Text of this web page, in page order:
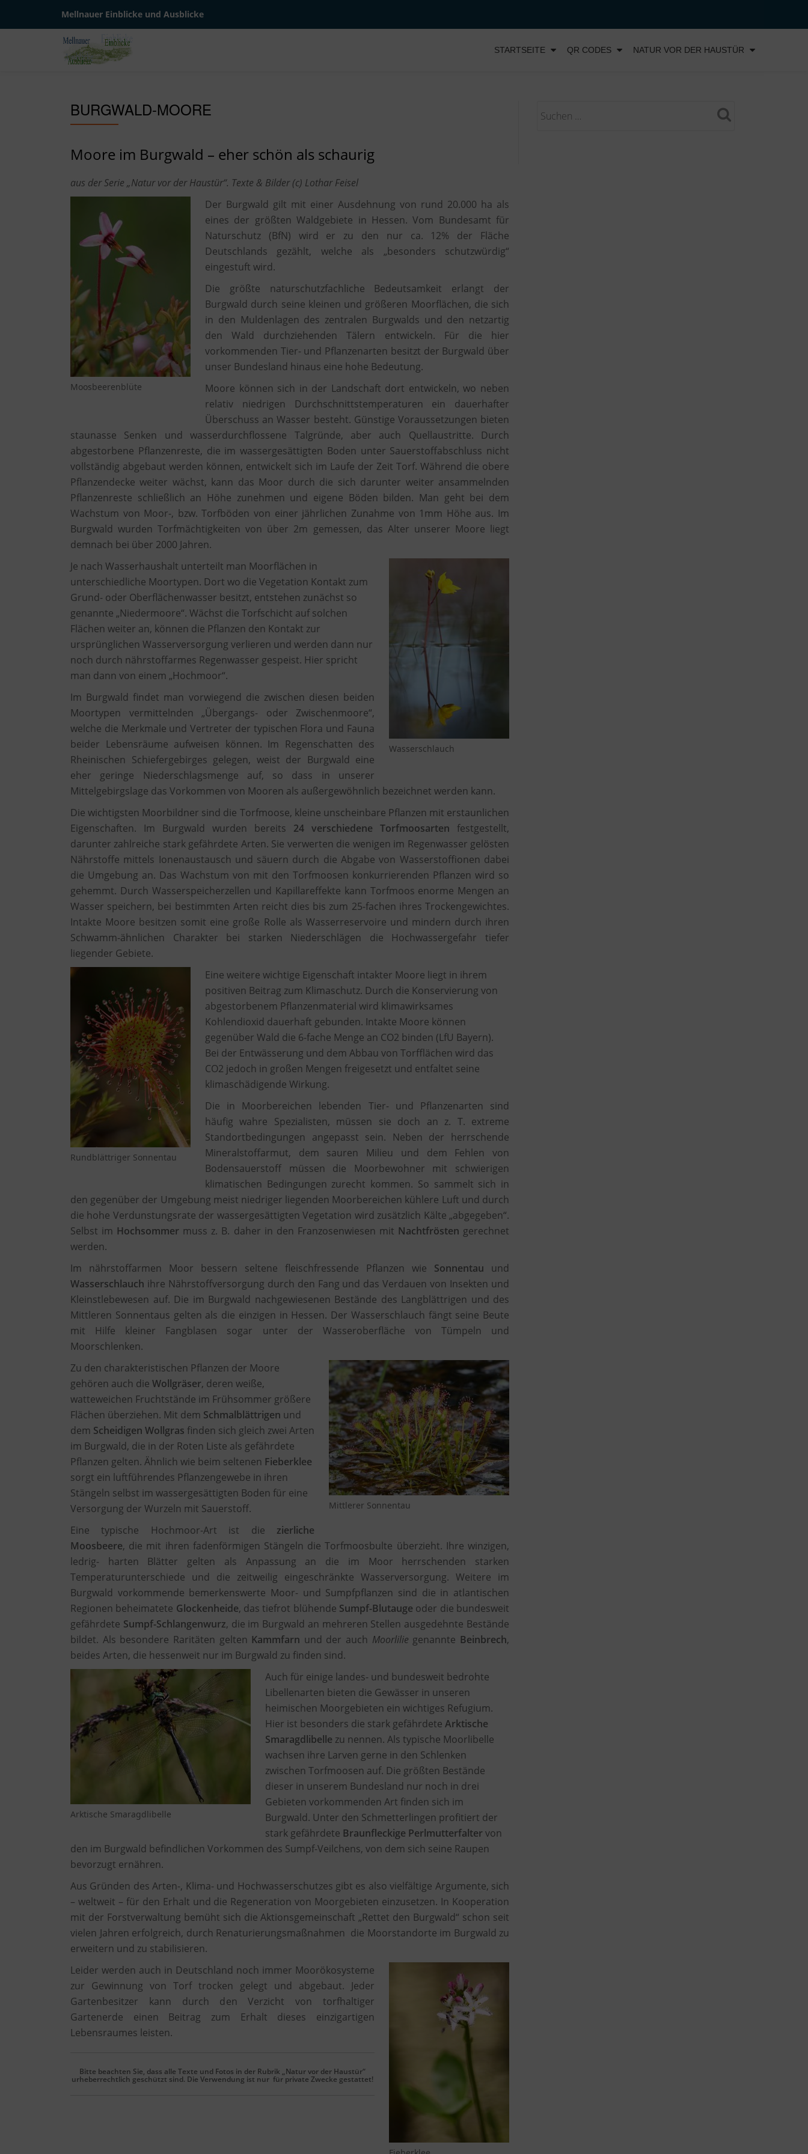
Skip
Mellnauer Einblicke und Ausblicke
STARTSEITE QR CODES NATUR VOR DER HAUSTÜR
BURGWALD-MOORE
Moore im Burgwald – eher schön als schaurig
aus der Serie „Natur vor der Haustür“. Texte & Bilder (c) Lothar Feisel
Moosbeerenblüte
Der Burgwald gilt mit einer Ausdehnung von rund 20.000 ha als
eines der größten Waldgebiete in Hessen. Vom Bundesamt für
Naturschutz (BfN) wird er zu den nur ca. 12% der Fläche
Deutschlands gezählt, welche als „besonders schutzwürdig“
eingestuft wird.
Die größte naturschutzfachliche Bedeutsamkeit erlangt der
Burgwald durch seine kleinen und größeren Moorflächen, die sich
in den Muldenlagen des zentralen Burgwalds und den netzartig
den Wald durchziehenden Tälern entwickeln. Für die hier
vorkommenden Tier- und Pflanzenarten besitzt der Burgwald über
unser Bundesland hinaus eine hohe Bedeutung.
Moore können sich in der Landschaft dort entwickeln, wo neben
relativ niedrigen Durchschnittstemperaturen ein dauerhafter
Überschuss an Wasser besteht. Günstige Voraussetzungen bieten
staunasse Senken und wasserdurchflossene Talgründe, aber auch Quellaustritte. Durch
abgestorbene Pflanzenreste, die im wassergesättigten Boden unter Sauerstoffabschluss nicht
vollständig abgebaut werden können, entwickelt sich im Laufe der Zeit Torf. Während die obere
Pflanzendecke weiter wächst, kann das Moor durch die sich darunter weiter ansammelnden
Pflanzenreste schließlich an Höhe zunehmen und eigene Böden bilden. Man geht bei dem
Wachstum von Moor-, bzw. Torfböden von einer jährlichen Zunahme von 1mm Höhe aus. Im
Burgwald wurden Torfmächtigkeiten von über 2m gemessen, das Alter unserer Moore liegt
demnach bei über 2000 Jahren.
Wasserschlauch
Je nach Wasserhaushalt unterteilt man Moorflächen in
unterschiedliche Moortypen. Dort wo die Vegetation Kontakt zum
Grund- oder Oberflächenwasser besitzt, entstehen zunächst so
genannte „Niedermoore“. Wächst die Torfschicht auf solchen
Flächen weiter an, können die Pflanzen den Kontakt zur
ursprünglichen Wasserversorgung verlieren und werden dann nur
noch durch nährstoffarmes Regenwasser gespeist. Hier spricht
man dann von einem „Hochmoor“.
Im Burgwald findet man vorwiegend die zwischen diesen beiden
Moortypen vermittelnden „Übergangs- oder Zwischenmoore“,
welche die Merkmale und Vertreter der typischen Flora und Fauna
beider Lebensräume aufweisen können. Im Regenschatten des
Rheinischen Schiefergebirges gelegen, weist der Burgwald eine
eher geringe Niederschlagsmenge auf, so dass in unserer
Mittelgebirgslage das Vorkommen von Mooren als außergewöhnlich bezeichnet werden kann.
Die wichtigsten Moorbildner sind die Torfmoose, kleine unscheinbare Pflanzen mit erstaunlichen
Eigenschaften. Im Burgwald wurden bereits 24 verschiedene Torfmoosarten festgestellt,
darunter zahlreiche stark gefährdete Arten. Sie verwerten die wenigen im Regenwasser gelösten
Nährstoffe mittels Ionenaustausch und säuern durch die Abgabe von Wasserstoffionen dabei
die Umgebung an. Das Wachstum von mit den Torfmoosen konkurrierenden Pflanzen wird so
gehemmt. Durch Wasserspeicherzellen und Kapillareffekte kann Torfmoos enorme Mengen an
Wasser speichern, bei bestimmten Arten reicht dies bis zum 25-fachen ihres Trockengewichtes.
Intakte Moore besitzen somit eine große Rolle als Wasserreservoire und mindern durch ihren
Schwamm-ähnlichen Charakter bei starken Niederschlägen die Hochwassergefahr tiefer
liegender Gebiete.
Rundblättriger Sonnentau
Eine weitere wichtige Eigenschaft intakter Moore liegt in ihrem
positiven Beitrag zum Klimaschutz. Durch die Konservierung von
abgestorbenem Pflanzenmaterial wird klimawirksames
Kohlendioxid dauerhaft gebunden. Intakte Moore können
gegenüber Wald die 6-fache Menge an CO2 binden (LfU Bayern).
Bei der Entwässerung und dem Abbau von Torfflächen wird das
CO2 jedoch in großen Mengen freigesetzt und entfaltet seine
klimaschädigende Wirkung.
Die in Moorbereichen lebenden Tier- und Pflanzenarten sind
häufig wahre Spezialisten, müssen sie doch an z. T. extreme
Standortbedingungen angepasst sein. Neben der herrschende
Mineralstoffarmut, dem sauren Milieu und dem Fehlen von
Bodensauerstoff müssen die Moorbewohner mit schwierigen
klimatischen Bedingungen zurecht kommen. So sammelt sich in
den gegenüber der Umgebung meist niedriger liegenden Moorbereichen kühlere Luft und durch
die hohe Verdunstungsrate der wassergesättigten Vegetation wird zusätzlich Kälte „abgegeben“.
Selbst im Hochsommer muss z. B. daher in den Franzosenwiesen mit Nachtfrösten gerechnet
werden.
Im nährstoffarmen Moor bessern seltene fleischfressende Pflanzen wie Sonnentau und
Wasserschlauch ihre Nährstoffversorgung durch den Fang und das Verdauen von Insekten und
Kleinstlebewesen auf. Die im Burgwald nachgewiesenen Bestände des Langblättrigen und des
Mittleren Sonnentaus gelten als die einzigen in Hessen. Der Wasserschlauch fängt seine Beute
mit Hilfe kleiner Fangblasen sogar unter der Wasseroberfläche von Tümpeln und
Moorschlenken.
Mittlerer Sonnentau
Zu den charakteristischen Pflanzen der Moore
gehören auch die Wollgräser, deren weiße,
watteweichen Fruchtstände im Frühsommer größere
Flächen überziehen. Mit dem Schmalblättrigen und
dem Scheidigen Wollgras finden sich gleich zwei Arten
im Burgwald, die in der Roten Liste als gefährdete
Pflanzen gelten. Ähnlich wie beim seltenen Fieberklee
sorgt ein luftführendes Pflanzengewebe in ihren
Stängeln selbst im wassergesättigten Boden für eine
Versorgung der Wurzeln mit Sauerstoff.
Eine typische Hochmoor-Art ist die zierliche
Moosbeere, die mit ihren fadenförmigen Stängeln die Torfmoosbulte überzieht. Ihre winzigen,
ledrig- harten Blätter gelten als Anpassung an die im Moor herrschenden starken
Temperaturunterschiede und die zeitweilig eingeschränkte Wasserversorgung. Weitere im
Burgwald vorkommende bemerkenswerte Moor- und Sumpfpflanzen sind die in atlantischen
Regionen beheimatete Glockenheide, das tiefrot blühende Sumpf-Blutauge oder die bundesweit
gefährdete Sumpf-Schlangenwurz, die im Burgwald an mehreren Stellen ausgedehnte Bestände
bildet. Als besondere Raritäten gelten Kammfarn und der auch Moorlilie genannte Beinbrech,
beides Arten, die hessenweit nur im Burgwald zu finden sind.
Arktische Smaragdlibelle
Auch für einige landes- und bundesweit bedrohte
Libellenarten bieten die Gewässer in unseren
heimischen Moorgebieten ein wichtiges Refugium.
Hier ist besonders die stark gefährdete Arktische
Smaragdlibelle zu nennen. Als typische Moorlibelle
wachsen ihre Larven gerne in den Schlenken
zwischen Torfmoosen auf. Die größten Bestände
dieser in unserem Bundesland nur noch in drei
Gebieten vorkommenden Art finden sich im
Burgwald. Unter den Schmetterlingen profitiert der
stark gefährdete Braunfleckige Perlmutterfaltervon
den im Burgwald befindlichen Vorkommen des Sumpf-Veilchens, von dem sich seine Raupen
bevorzugt ernähren.
Aus Gründen des Arten-, Klima- und Hochwasserschutzes gibt es also vielfältige Argumente, sich
– weltweit – für den Erhalt und die Regeneration von Moorgebieten einzusetzen. In Kooperation
mit der Forstverwaltung bemüht sich die Aktionsgemeinschaft „Rettet den Burgwald“ schon seit
vielen Jahren erfolgreich, durch Renaturierungsmaßnahmen die Moorstandorte im Burgwald zu
erweitern und zu stabilisieren.
Leider werden auch in Deutschland noch immer Moorökosysteme
zur Gewinnung von Torf trocken gelegt und abgebaut. Jeder
Gartenbesitzer kann durch den Verzicht von torfhaltiger
Gartenerde einen Beitrag zum Erhalt dieses einzigartigen
Lebensraumes leisten.
Bitte beachten Sie, dass alle Texte und Fotos in der Rubrik „Natur vor der Haustür“
urheberrechtlich geschützt sind. Die Verwendung ist nur für private Zwecke gestattet!